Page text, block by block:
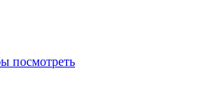
посмотреть